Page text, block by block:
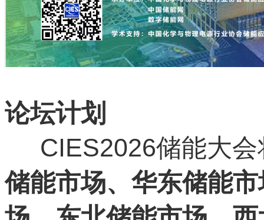
论坛计划
CIES2026储能大会
储能市场、华东储能